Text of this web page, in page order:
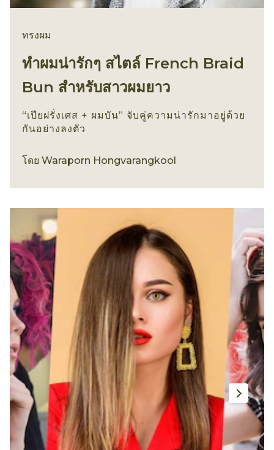
ทรงผม
ทำผมน่ารักๆ สไตล์ French Braid
Bun สำหรับสาวผมยาว
“เปียฝรั่งเศส + ผมบัน” จับคู่ความน่ารักมาอยู่ด้วย
กันอย่างลงตัว
โดย Waraporn Hongvarangkool